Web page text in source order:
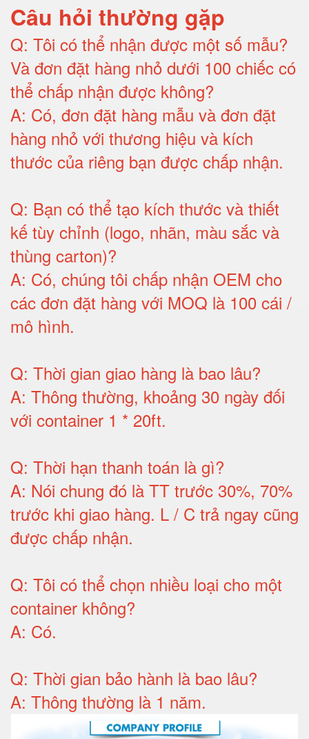
Câu hỏi thường gặp
Q: Tôi có thể nhận được một số mẫu?
Và đơn đặt hàng nhỏ dưới 100 chiếc có
thể chấp nhận được không?
A: Có, đơn đặt hàng mẫu và đơn đặt
hàng nhỏ với thương hiệu và kích
thước của riêng bạn được chấp nhận.
Q: Bạn có thể tạo kích thước và thiết
kế tùy chỉnh (logo, nhãn, màu sắc và
thùng carton)?
A: Có, chúng tôi chấp nhận OEM cho
các đơn đặt hàng với MOQ là 100 cái /
mô hình.
Q: Thời gian giao hàng là bao lâu?
A: Thông thường, khoảng 30 ngày đối
với container 1 * 20ft.
Q: Thời hạn thanh toán là gì?
A: Nói chung đó là TT trước 30%, 70%
trước khi giao hàng. L / C trả ngay cũng
được chấp nhận.
Q: Tôi có thể chọn nhiều loại cho một
container không?
A: Có.
Q: Thời gian bảo hành là bao lâu?
A: Thông thường là 1 năm.